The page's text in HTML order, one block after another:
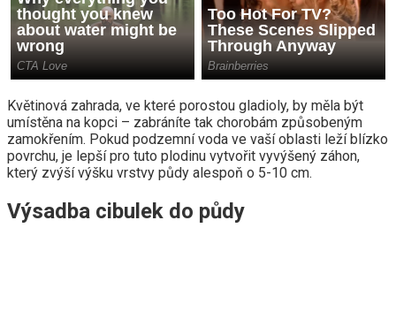
Květinová zahrada, ve které porostou gladioly, by měla být
umístěna na kopci – zabráníte tak chorobám způsobeným
zamokřením. Pokud podzemní voda ve vaší oblasti leží blízko
povrchu, je lepší pro tuto plodinu vytvořit vyvýšený záhon,
který zvýší výšku vrstvy půdy alespoň o 5-10 cm.
Výsadba cibulek do půdy